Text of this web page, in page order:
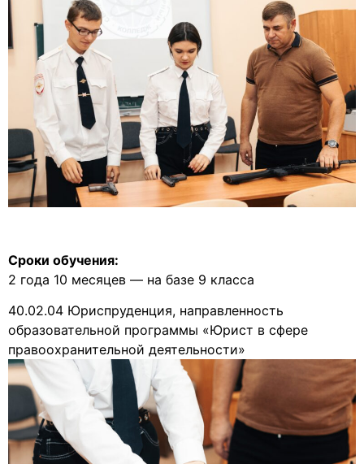
Сроки обучения:
2 года 10 месяцев — на базе 9 класса
40.02.04 Юриспруденция, направленность
образовательной программы «Юрист в сфере
правоохранительной деятельности»